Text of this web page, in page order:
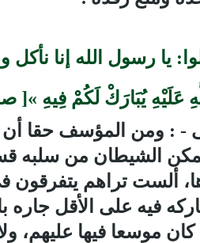
يا رسول الله إنا
عَلَيْهِ يُبَارَكْ لَكُمْ فِيهِ »‏[
- : ومن المؤسف حقا
قد تمكن الشيطان من
ألست تراهم
فيه على الأقل جاره
كان موسعا فيها